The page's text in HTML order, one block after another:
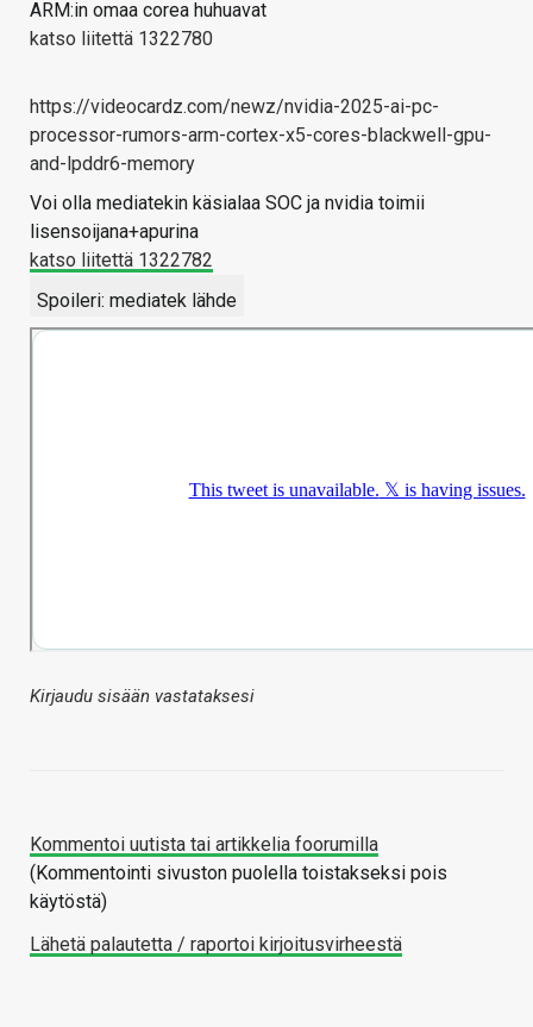
ARM:in omaa corea huhuavat
katso liitettä 1322780
https://videocardz.com/newz/nvidia-2025-ai-pc-
processor-rumors-arm-cortex-x5-cores-blackwell-gpu-
and-lpddr6-memory
Voi olla mediatekin käsialaa SOC ja nvidia toimii
lisensoijana+apurina
katso liitettä 1322782
Spoileri: mediatek lähde
Kirjaudu sisään vastataksesi
Kommentoi uutista tai artikkelia foorumilla
(Kommentointi sivuston puolella toistakseksi pois
käytöstä)
Lähetä palautetta / raportoi kirjoitusvirheestä